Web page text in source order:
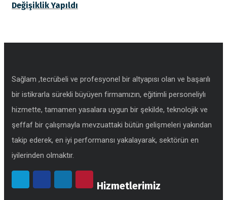
Değişiklik Yapıldı
Sağlam ,tecrübeli ve profesyonel bir altyapısı olan ve başarılı
bir istikrarla sürekli büyüyen firmamızın, eğitimli personeliylı
hizmette, tamamen yasalara uygun bir şekilde, teknolojik ve
şeffaf bir çalışmayla mevzuattaki bütün gelişmeleri yakından
takip ederek, en iyi performansı yakalayarak, sektörün en
iyilerinden olmaktır.
Hizmetlerimiz